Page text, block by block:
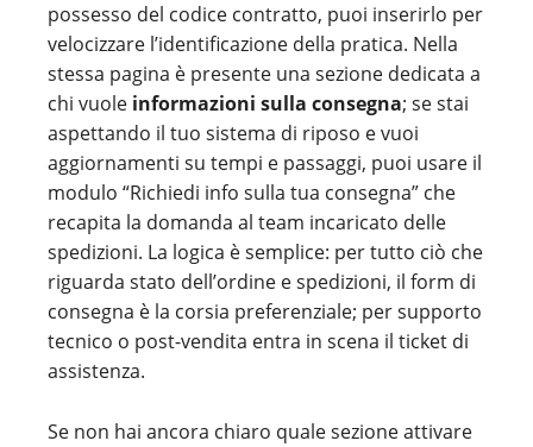
possesso del codice contratto, puoi inserirlo per
velocizzare l’identificazione della pratica. Nella
stessa pagina è presente una sezione dedicata a
chi vuole informazioni sulla consegna; se stai
aspettando il tuo sistema di riposo e vuoi
aggiornamenti su tempi e passaggi, puoi usare il
modulo “Richiedi info sulla tua consegna” che
recapita la domanda al team incaricato delle
spedizioni. La logica è semplice: per tutto ciò che
riguarda stato dell’ordine e spedizioni, il form di
consegna è la corsia preferenziale; per supporto
tecnico o post-vendita entra in scena il ticket di
assistenza.
Se non hai ancora chiaro quale sezione attivare